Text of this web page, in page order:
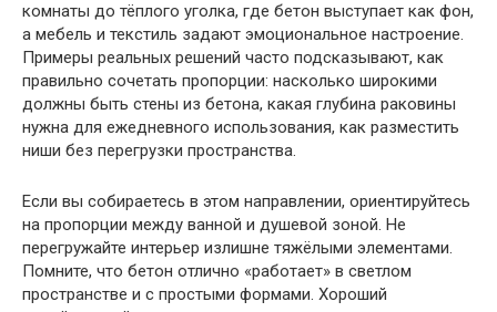
комнаты до тёплого уголка, где бетон выступает как фон,
а мебель и текстиль задают эмоциональное настроение.
Примеры реальных решений часто подсказывают, как
правильно сочетать пропорции: насколько широкими
должны быть стены из бетона, какая глубина раковины
нужна для ежедневного использования, как разместить
ниши без перегрузки пространства.
Если вы собираетесь в этом направлении, ориентируйтесь
на пропорции между ванной и душевой зоной. Не
перегружайте интерьер излишне тяжёлыми элементами.
Помните, что бетон отлично «работает» в светлом
пространстве и с простыми формами. Хороший